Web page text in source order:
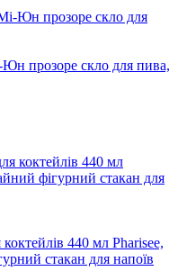
прозоре скло для пива,
440 мл Pharisee,
стакан для напоїв